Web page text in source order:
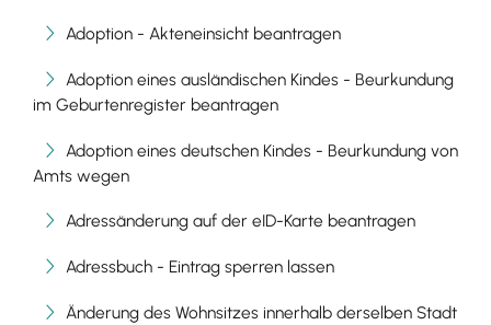
Adoption - Akteneinsicht beantragen
Adoption eines ausländischen Kindes - Beurkundung
im Geburtenregister beantragen
Adoption eines deutschen Kindes - Beurkundung von
Amts wegen
Adressänderung auf der eID-Karte beantragen
Adressbuch - Eintrag sperren lassen
Änderung des Wohnsitzes innerhalb derselben Stadt